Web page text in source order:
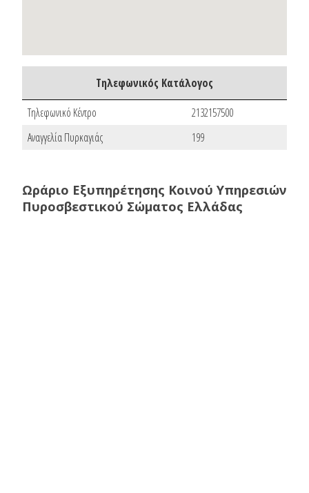
Τηλεφωνικός Κατάλογος
Τηλεφωνικό Κέντρο
2132157500
Αναγγελία Πυρκαγιάς
199
Ωράριο Εξυπηρέτησης Κοινού Υπηρεσιών
Πυροσβεστικού Σώματος Ελλάδας